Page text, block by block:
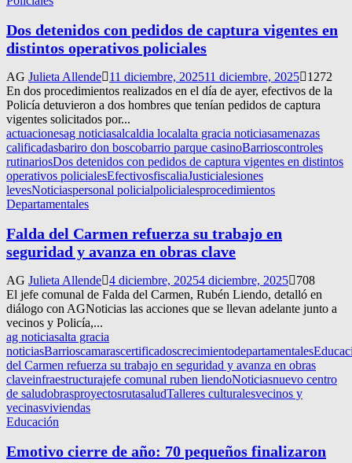
Dos detenidos con pedidos de captura vigentes en
distintos operativos policiales
AG Julieta Allende 11 diciembre, 202511 diciembre, 2025
1272
En dos procedimientos realizados en el día de ayer, efectivos de la
Policía detuvieron a dos hombres que tenían pedidos de captura
vigentes solicitados por...
actuacionesag noticiasalcaldia localalta gracia noticiasamenazas
calificadasbariro don boscobarrio parque casinoBarrioscontroles
rutinariosDos detenidos con pedidos de captura vigentes en distintos
operativos policialesEfectivosfiscaliaJusticialesiones
levesNoticiaspersonal policialpolicialesprocedimientos
Departamentales
Falda del Carmen refuerza su trabajo en
seguridad y avanza en obras clave
AG Julieta Allende 4 diciembre, 20254 diciembre, 2025
708
El jefe comunal de Falda del Carmen, Rubén Liendo, detalló en
diálogo con AGNoticias las acciones que se llevan adelante junto a
vecinos y Policía,...
ag noticiasalta gracia
noticiasBarrioscamarascertificadoscrecimientodepartamentales
del Carmen refuerza su trabajo en seguridad y avanza en obras
claveinfraestructurajefe comunal ruben liendoNoticiasnuevo centro
de saludobrasproyectosrutasaludTalleres culturalesvecinos y
vecinasviviendas
Educación
Emotivo cierre de año: 70 pequeños finalizaron